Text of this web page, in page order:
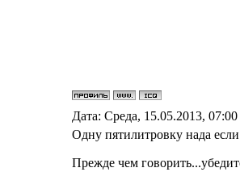
Дата: Среда, 15.05.2013,
Одну пятилитровку нада
Прежде чем